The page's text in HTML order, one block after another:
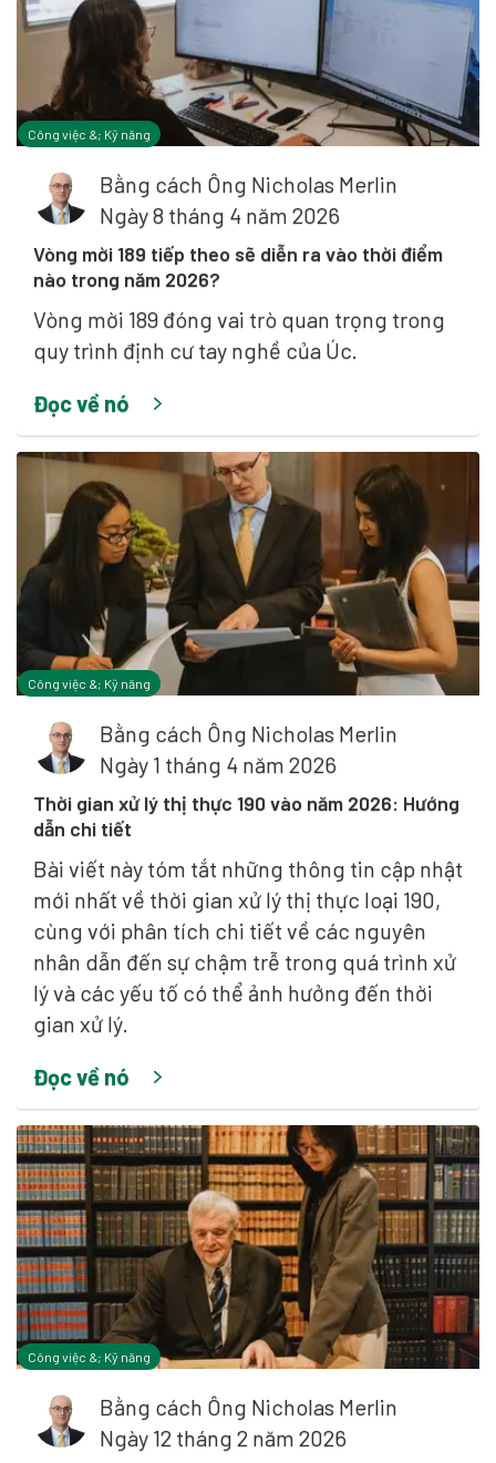
Công việc &; Kỹ năng
Bằng cách Ông Nicholas Merlin
Ngày 8 tháng 4 năm 2026
Vòng mời 189 tiếp theo sẽ diễn ra vào thời điểm
nào trong năm 2026?
Vòng mời 189 đóng vai trò quan trọng trong
quy trình định cư tay nghề của Úc.
Đọc về nó
Công việc &; Kỹ năng
Bằng cách Ông Nicholas Merlin
Ngày 1 tháng 4 năm 2026
Thời gian xử lý thị thực 190 vào năm 2026: Hướng
dẫn chi tiết
Bài viết này tóm tắt những thông tin cập nhật
mới nhất về thời gian xử lý thị thực loại 190,
cùng với phân tích chi tiết về các nguyên
nhân dẫn đến sự chậm trễ trong quá trình xử
lý và các yếu tố có thể ảnh hưởng đến thời
gian xử lý.
Đọc về nó
Công việc &; Kỹ năng
Bằng cách Ông Nicholas Merlin
Ngày 12 tháng 2 năm 2026